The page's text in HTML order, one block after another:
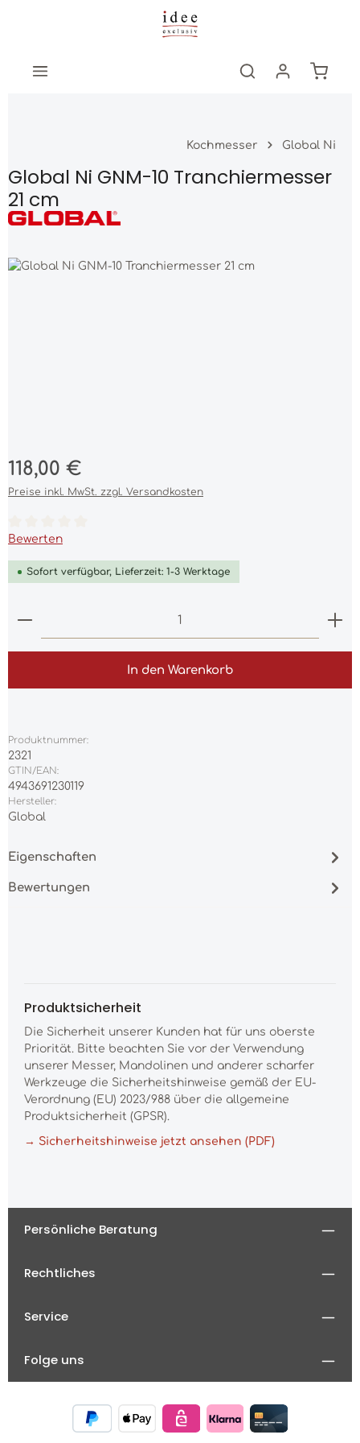
Zum Hauptinhalt springen
Kochmesser Global Ni
Global Ni GNM-10 Tranchiermesser
21 cm
Bildergalerie überspringen
Regulärer Preis:
118,00 €
Preise inkl. MwSt. zzgl. Versandkosten
Durchschnittliche Bewertung von 0 von 5 Sternen
Bewerten
Sofort verfügbar, Lieferzeit: 1-3 Werktage
Produkt Anzahl: Gib den gewünschten Wert
In den Warenkorb
Produktnummer:
2321
GTIN/EAN:
4943691230119
Hersteller:
Global
Eigenschaften
Bewertungen
Produktsicherheit
Die Sicherheit unserer Kunden hat für uns oberste
Priorität. Bitte beachten Sie vor der Verwendung
unserer Messer, Mandolinen und anderer scharfer
Werkzeuge die Sicherheitshinweise gemäß der EU-
Verordnung (EU) 2023/988 über die allgemeine
Produktsicherheit (GPSR).
→ Sicherheitshinweise jetzt ansehen (PDF)
Persönliche Beratung
Rechtliches
Service
Folge uns